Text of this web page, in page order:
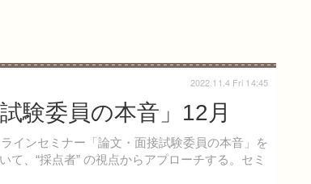
験委員の本音」12月
インセミナー「論文・面接試験委員の本音」を
、“採点者” の視点からアプローチする。セミ
2022.11.4 Fri 14:45